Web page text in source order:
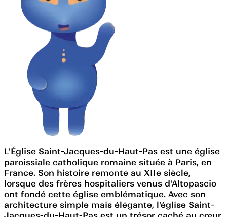
L'Église Saint-Jacques-du-Haut-Pas est une église
paroissiale catholique romaine située à Paris, en
France. Son histoire remonte au XIIe siècle,
lorsque des frères hospitaliers venus d'Altopascio
ont fondé cette église emblématique. Avec son
architecture simple mais élégante, l'église Saint-